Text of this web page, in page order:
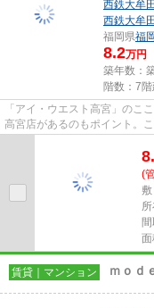
西鉄大牟
西鉄大牟
福岡県福
8.2万円
築年数：
階数：7階
「アイ・ウエスト高宮」のこ
高宮店があるのもポイント。
ごみ置き場・エレベータなど...
(
面
賃貸｜マンション ｍｏｄ